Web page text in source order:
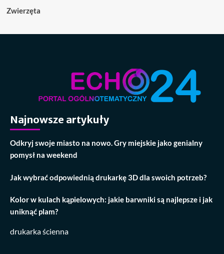
Zwierzęta
Najnowsze artykuły
Odkryj swoje miasto na nowo. Gry miejskie jako genialny
pomysł na weekend
Jak wybrać odpowiednią drukarkę 3D dla swoich potrzeb?
Kolor w kulach kąpielowych: jakie barwniki są najlepsze i jak
uniknąć plam?
drukarka ścienna